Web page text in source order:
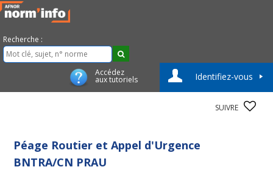
Recherche :
Accédez
aux tutoriels Identifiez-vous
SUIVRE
Péage Routier et Appel d'Urgence
BNTRA/CN PRAU